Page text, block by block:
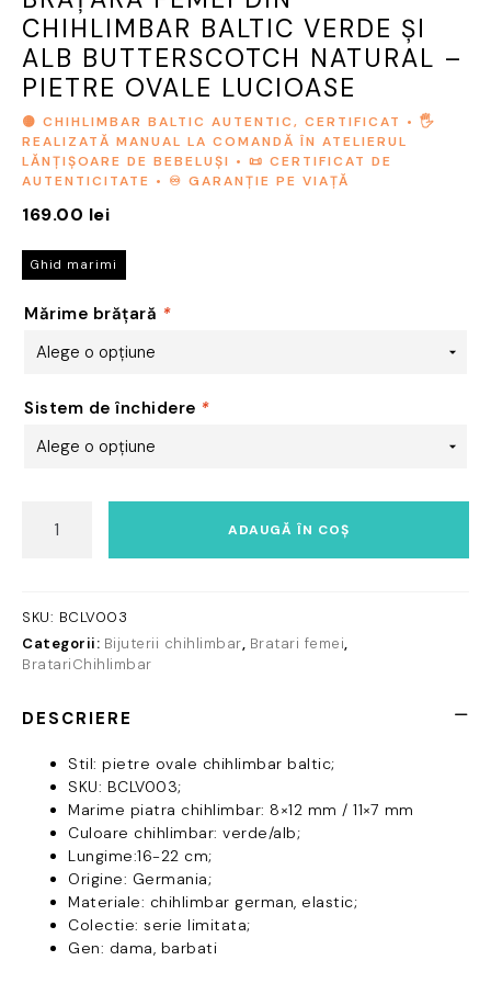
CHIHLIMBAR BALTIC VERDE ȘI
ALB BUTTERSCOTCH NATURAL –
PIETRE OVALE LUCIOASE
🟡 CHIHLIMBAR BALTIC AUTENTIC, CERTIFICAT • 🖐️
REALIZATĂ MANUAL LA COMANDĂ ÎN ATELIERUL
LĂNȚIȘOARE DE BEBELUȘI • 📜 CERTIFICAT DE
AUTENTICITATE • ♾️ GARANȚIE PE VIAȚĂ
169.00 lei
Ghid marimi
Mărime brățară *
Sistem de închidere *
Brățară
chihlimbar
verde
butterscotch
natural
pietre
ovale
lucioase
ADAUGĂ ÎN COȘ
SKU: BCLV003
Categorii: Bijuterii chihlimbar, Bratari femei,
BratariChihlimbar
DESCRIERE
Stil: pietre ovale chihlimbar baltic;
SKU: BCLV003;
Marime piatra chihlimbar: 8×12 mm / 11×7 mm
Culoare chihlimbar: verde/alb;
Lungime:16-22 cm;
Origine: Germania;
Materiale: chihlimbar german, elastic;
Colectie: serie limitata;
Gen: dama, barbati